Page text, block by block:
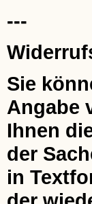
---
Sie
Angabe
Ihnen
der
in